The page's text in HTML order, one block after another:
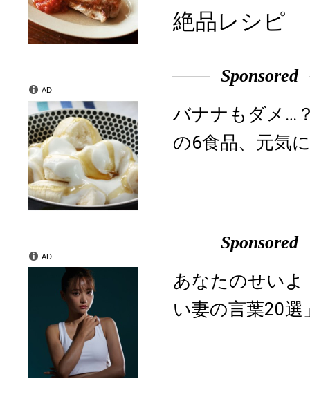
絶品レシピ
Sponsored
バナナもダメ…
の6食品、元気
AD
Sponsored
あなたのせいよ
い妻の言葉20
AD